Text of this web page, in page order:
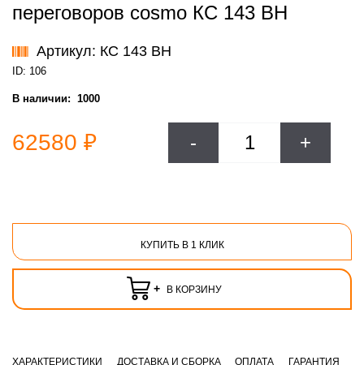
переговоров cosmo КС 143 ВН
Артикул: КС 143 ВН
ID: 106
В наличии: 1000
62580 ₽ - +
КУПИТЬ В 1 КЛИК
+ В КОРЗИНУ
ХАРАКТЕРИСТИКИ ДОСТАВКА И СБОРКА ОПЛАТА ГАРАНТИЯ